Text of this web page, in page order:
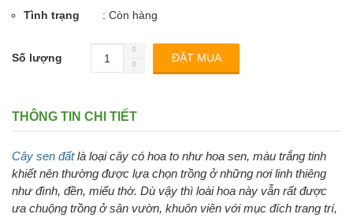
Tình trạng
: Còn hàng
Số lượng
THÔNG TIN CHI TIẾT
Cây sen đấtlà loại cây có hoa to như hoa sen, màu trắng tinh
khiết nên thường được lựa chọn trồng ở những nơi linh thiêng
như đình, đền, miếu thờ. Dù vậy thì loài hoa này vẫn rất được
ưa chuộng trồng ở sân vườn, khuôn viên với mục đích trang trí,